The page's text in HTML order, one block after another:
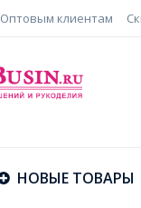
Оптовым клиентам
НОВЫЕ ТОВАРЫ